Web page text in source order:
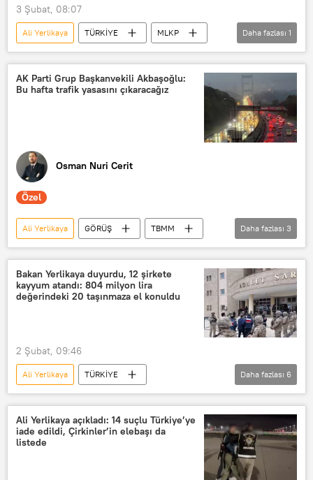
3 Şubat, 08:07
Ali Yerlikaya TÜRKİYE
MLKP
İstanbul Emniyet Müdürlüğü
Daha fazlası 1
AK Parti Grup Başkanvekili Akbaşoğlu:
Bu hafta trafik yasasını çıkaracağız
Osman Nuri Cerit
Özel
Ali Yerlikaya GÖRÜŞ
TBMM
Adalet Komisyonu
Emin Akbaşoğlu
İçişleri Bakanlığı
Daha fazlası 3
Bakan Yerlikaya duyurdu, 12 şirkete
kayyum atandı: 804 milyon lira
değerindeki 20 taşınmaza el konuldu
2 Şubat, 09:46
Ali Yerlikaya
TÜRKİYE
İçişleri Bakanlığı
kayyum
Kayyum
Şanlıurfa
tefeci
Şanlıurfa Cumhuriyet Başsavcılığı
Daha fazlası 6
Ali Yerlikaya açıkladı: 14 suçlu Türkiye’ye
iade edildi, Çirkinler’in elebaşı da
listede